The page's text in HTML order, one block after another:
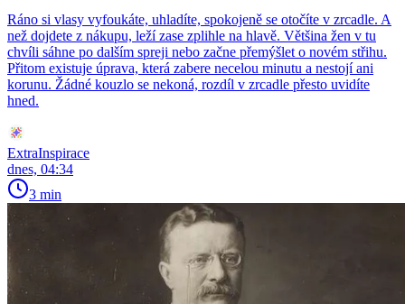
Ráno si vlasy vyfoukáte, uhladíte, spokojeně se otočíte v zrcadle. A
než dojdete z nákupu, leží zase zplihle na hlavě. Většina žen v tu
chvíli sáhne po dalším spreji nebo začne přemýšlet o novém střihu.
Přitom existuje úprava, která zabere necelou minutu a nestojí ani
korunu. Žádné kouzlo se nekoná, rozdíl v zrcadle přesto uvidíte
hned.
ExtraInspirace
dnes, 04:34
3 min